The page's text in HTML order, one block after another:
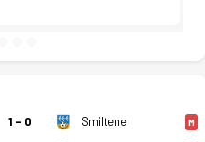
1 - 0 Smiltene M